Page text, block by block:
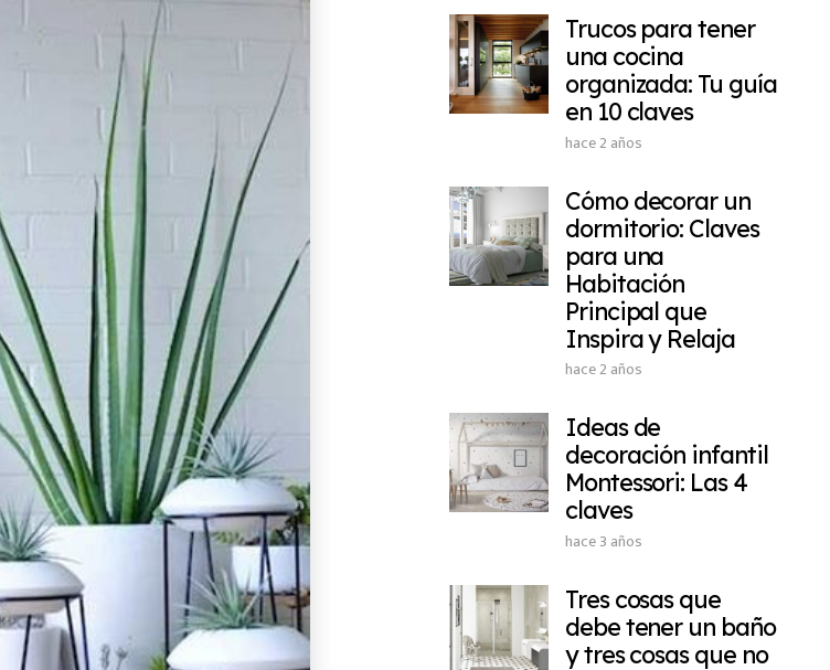
Trucos para tener
una cocina
organizada: Tu guía
en 10 claves
hace 2 años
Cómo decorar un
dormitorio: Claves
para una
Habitación
Principal que
Inspira y Relaja
hace 2 años
Ideas de
decoración infantil
Montessori: Las 4
claves
hace 3 años
Tres cosas que
debe tener un baño
y tres cosas que no